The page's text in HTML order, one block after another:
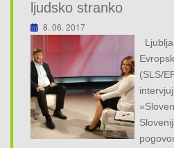
ljudsko stranko
8. 06. 2017
(SLS/